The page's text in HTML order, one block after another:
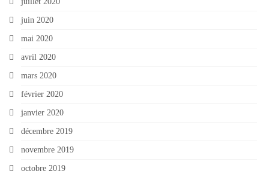
juin 2020
mai 2020
avril 2020
mars 2020
février 2020
janvier 2020
décembre 2019
novembre 2019
octobre 2019